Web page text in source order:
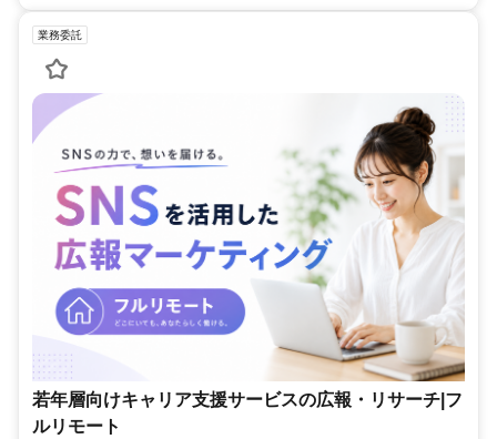
業務委託
若年層向けキャリア支援サービスの広報・リサーチ|フ
ルリモート